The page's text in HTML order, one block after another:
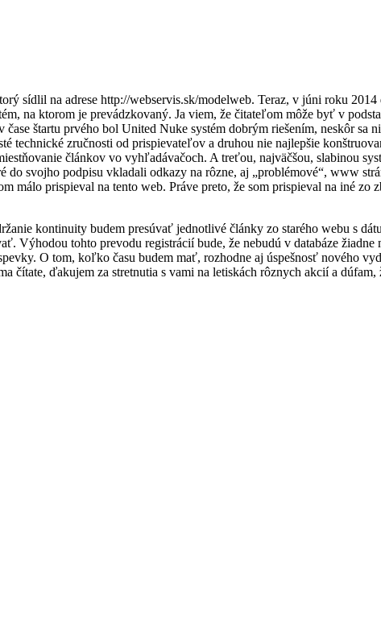
sídlil na adrese http://webservis.sk/modelweb. Teraz, v júni roku 2014
na ktorom je prevádzkovaný. Ja viem, že čitateľom môže byť v
štartu prvého bol United Nuke systém dobrým riešením, neskôr sa
technické zručnosti od prispievateľov a druhou nie najlepšie
článkov vo vyhľadávačoch. A treťou, najväčšou, slabinou
svojho podpisu vkladali odkazy na rôzne, aj „problémové“, www
málo prispieval na tento web. Práve preto, že som prispieval na iné zo
kontinuity budem presúvať jednotlivé články zo starého webu s
Výhodou tohto prevodu registrácií bude, že nebudú v databáze
O tom, koľko času budem mať, rozhodne aj úspešnosť nového
čítate, ďakujem za stretnutia s vami na letiskách rôznych akcií a